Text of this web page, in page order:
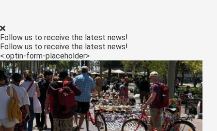
Follow us to receive the latest news!
Follow us to receive the latest news!
<:optin-form-placeholder>